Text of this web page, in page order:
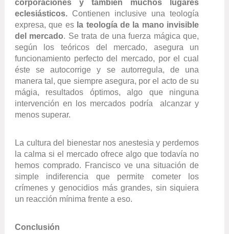
corporaciones y también muchos lugares
eclesiásticos.Contienen inclusive una teología
expresa, que es la teología de la mano invisible
del mercado. Se trata de una fuerza mágica que,
según los teóricos del mercado, asegura un
funcionamiento perfecto del mercado, por el cual
éste se autocorrige y se autorregula, de una
manera tal, que siempre asegura, por el acto de su
mágia, resultados óptimos, algo que ninguna
intervención en los mercados podría alcanzar y
menos superar.
La cultura del bienestar nos anestesia y perdemos
la calma si el mercado ofrece algo que todavía no
hemos comprado. Francisco ve una situación de
simple indiferencia que permite cometer los
crímenes y genocidios más grandes, sin siquiera
un reacción mínima frente a eso.
Conclusión